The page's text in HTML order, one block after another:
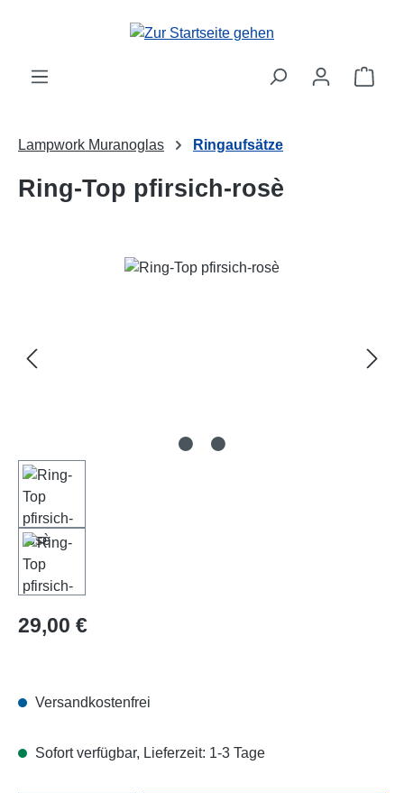
Zum Hauptinhalt springen
Lampwork Muranoglas Ringaufsätze
Ring-Top pfirsich-rosè
Bildergalerie überspringen
Regulärer Preis:
29,00 €
Versandkostenfrei
Sofort verfügbar, Lieferzeit: 1-3 Tage